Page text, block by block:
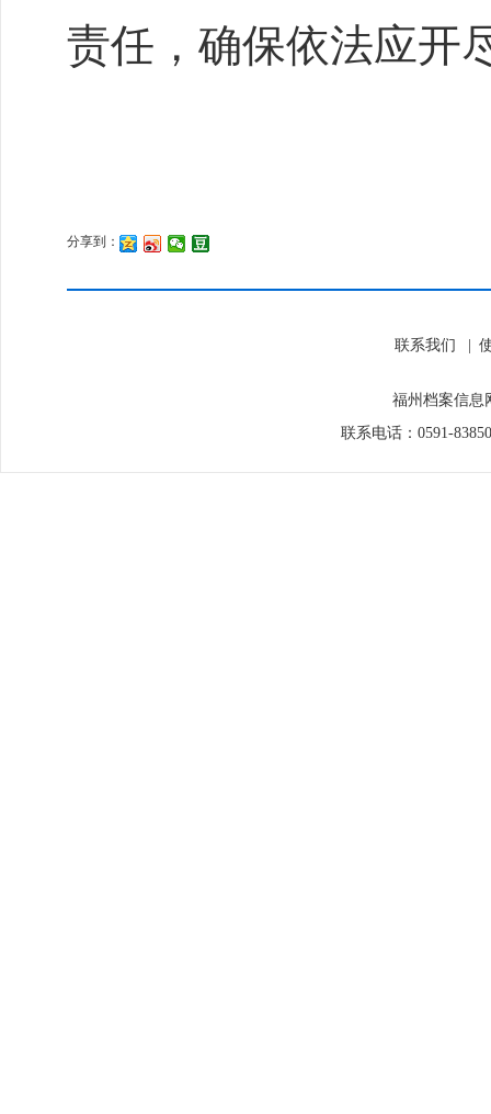
责任，确保依法应开
分享到：
联系我们
福州档案信息
联系电话：0591-